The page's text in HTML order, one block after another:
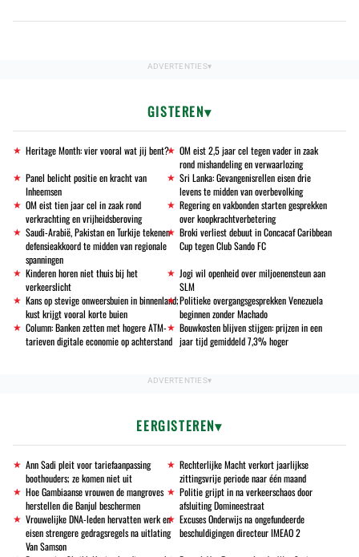
GISTEREN
Heritage Month: vier vooral wat jij bent?
OM eist 2,5 jaar cel tegen vader in zaak
rond mishandeling en verwaarlozing
Panel belicht positie en kracht van
Inheemsen
Sri Lanka: Gevangenisrellen eisen drie
levens te midden van overbevolking
OM eist tien jaar cel in zaak rond
verkrachting en vrijheidsberoving
Regering en vakbonden starten gesprekken
over koopkrachtverbetering
Saudi-Arabië, Pakistan en Turkije tekenen
defensieakkoord te midden van regionale
spanningen
Broki verliest debuut in Concacaf Caribbean
Cup tegen Club Sando FC
Kinderen horen niet thuis bij het
verkeerslicht
Jogi wil openheid over miljoenensteun aan
SLM
Kans op stevige onweersbuien in binnenland;
kust krijgt vooral korte buien
Politieke overgangsgesprekken Venezuela
beginnen zonder Machado
Column: Banken zetten met hogere ATM-
tarieven digitale economie op achterstand
Bouwkosten blijven stijgen: prijzen in een
jaar tijd gemiddeld 7,3% hoger
EERGISTEREN
Ann Sadi pleit voor tariefaanpassing
boothouders; ze komen niet uit
Rechterlijke Macht verkort jaarlijkse
zittingsvrije periode naar één maand
Hoe Gambiaanse vrouwen de mangroves
herstellen die Banjul beschermen
Politie grijpt in na verkeerschaos door
afsluiting Domineestraat
Vrouwelijke DNA-leden hervatten werk en
eisen strengere gedragsregels na uitlating
Van Samson
Excuses Onderwijs na ongefundeerde
beschuldigingen directeur IMEAO 2